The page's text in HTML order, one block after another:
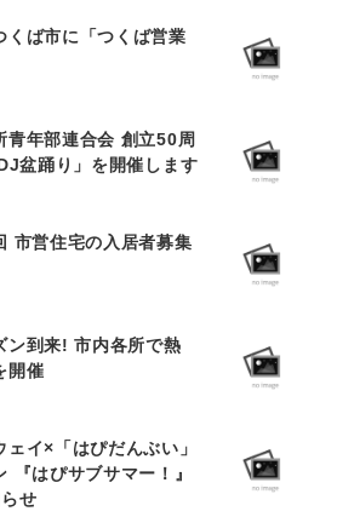
くば市に「つくば営業
青年部連合会 創立50周
盆踊り」を開催します
市営住宅の入居者募集
ン到来! 市内各所で熱
開催
ェイ×「はぴだんぶい」
『はぴサブサマー！』
せ